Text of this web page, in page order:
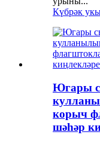
Күбрәк
Югары
корыч
шәһәр